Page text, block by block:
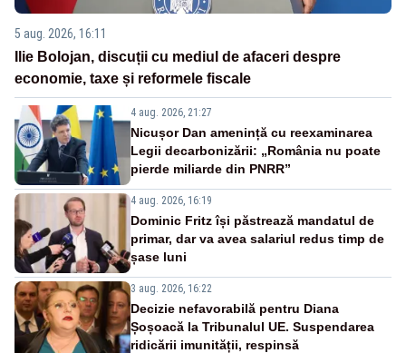
5 aug. 2026, 16:11
Ilie Bolojan, discuții cu mediul de afaceri despre
economie, taxe și reformele fiscale
4 aug. 2026, 21:27
Nicușor Dan amenință cu reexaminarea
Legii decarbonizării: „România nu poate
pierde miliarde din PNRR”
4 aug. 2026, 16:19
Dominic Fritz își păstrează mandatul de
primar, dar va avea salariul redus timp de
șase luni
3 aug. 2026, 16:22
Decizie nefavorabilă pentru Diana
Șoșoacă la Tribunalul UE. Suspendarea
ridicării imunității, respinsă